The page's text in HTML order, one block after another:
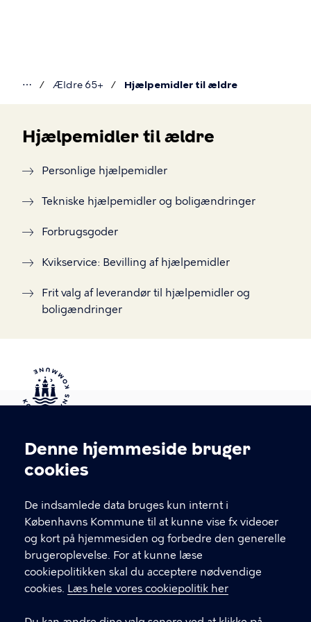
Cookieindstillinger
Denne hjemmeside bruger
cookies
De indsamlede data bruges kun internt i
Københavns Kommune til at kunne vise fx videoer
og kort på hjemmesiden og forbedre den generelle
brugeroplevelse. For at kunne læse
cookiepolitikken skal du acceptere nødvendige
cookies. Læs hele vores cookiepolitik her
her
⋯ Ældre 65+ Hjælpemidler til ældre
Hjælpemidler
ældre
Hjælpemidler til ældre
Personlige hjælpemidler
Tekniske hjælpemidler og boligændringer
Forbrugsgoder
Kvikservice: Bevilling af hjælpemidler
Frit valg af leverandør til hjælpemidler og
boligændringer
Kontakt Københavns Kommune
T
fFind andre kontakter her
CVR-nummer64942212
GENVEJE